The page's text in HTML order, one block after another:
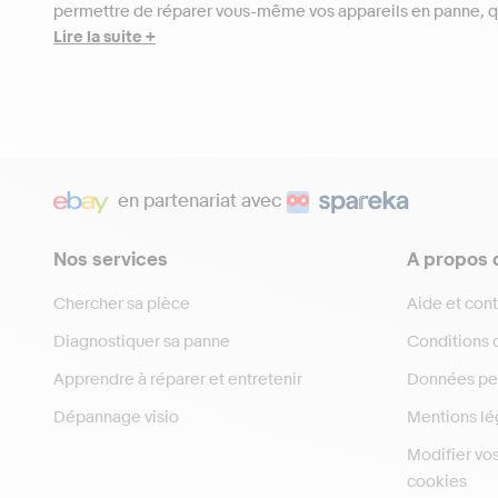
permettre de réparer vous-même vos appareils en panne,
détachées disponibles à l'achat pour tout type d'appareil et
Réparer soi-même n’a jamais été aussi simple et aussi
porte-monnaie en prolongeant leur durée de
l’estime de soi.
Lire la suite +
en partenariat avec
Nos services
Chercher sa pièce
Diagnostiquer sa panne
Apprendre à réparer et entretenir
Dépannage visio
A propos
Aide et
Conditions
Données
Mentions
Modifier
cookies